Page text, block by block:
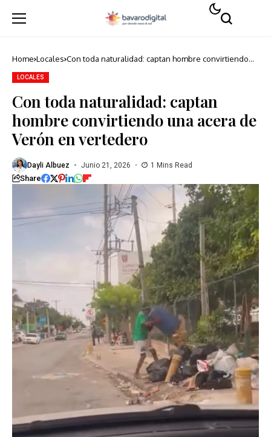
Home Locales Con toda naturalidad: captan hombre convirtiendo
LOCALES
Con toda naturalidad: captan
hombre convirtiendo una acera de
Verón en vertedero
Dayli Albuez Junio 21, 2026 1 Mins Read
Share